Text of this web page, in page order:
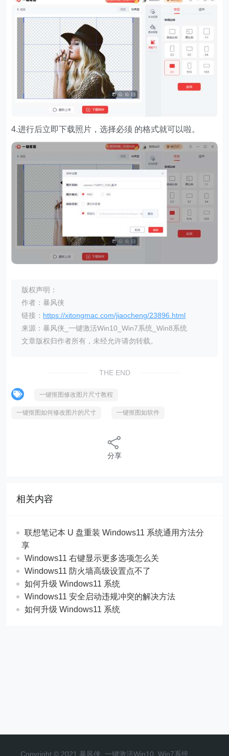
4.进行后立即下载照片，选择必须 的格式就可以啦。
版权声明：
作者：暴风侠
链接： https://xitongmac.com/jiaocheng/23896.html
来源：暴风侠_一键激活Win10_Win7系统_Win8系统
文章版权归作者所有，未经允许请勿转载。
THE END
一键抠图修改图片尺寸教程
一键抠图如何修改图片的尺寸 一键抠图如软件
分享
相关内容
联想笔记本 U 盘重装 Windows11 系统通用方法分
享
Windows11 右键显示更多选项怎么关
Windows11 防火墙高级设置点不了
如何升级 Windows11 系统
Windows11 安全启动违规冲突的解决方法
如何升级 Windows11 系统
Copyright © 2021 暴风侠_一键激活Win10_Win7系统